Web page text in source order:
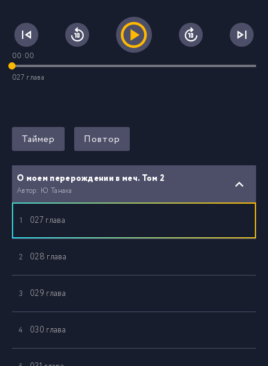
00:00
027 глава
Таймер Повтор
О моем перерождении в меч. Том 2
Автор: Ю Танака
1 027 глава
2 028 глава
3 029 глава
4 030 глава